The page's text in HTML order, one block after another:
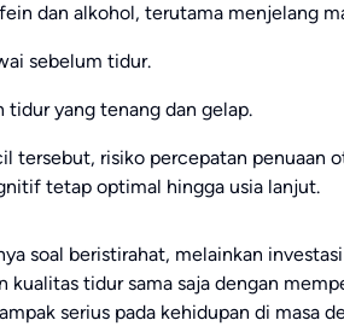
dan alkohol, terutama menjelang
sebelum tidur.
yang tenang dan gelap.
tersebut, risiko percepatan penuaan
tetap optimal hingga usia lanjut.
soal beristirahat, melainkan
kualitas tidur sama saja dengan
serius pada kehidupan di masa